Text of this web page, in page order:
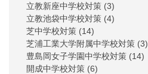
立教新座中学校対策 (3)
立教池袋中学校対策 (4)
芝中学校対策 (14)
芝浦工業大学附属中学校対策 (3)
豊島岡女子学園中学校対策 (14)
開成中学校対策 (6)